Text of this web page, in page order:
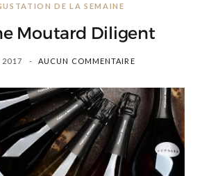
a
m
DE LA SEMAINE
Moutard Diligent
2017 AUCUN COMMENTAIRE